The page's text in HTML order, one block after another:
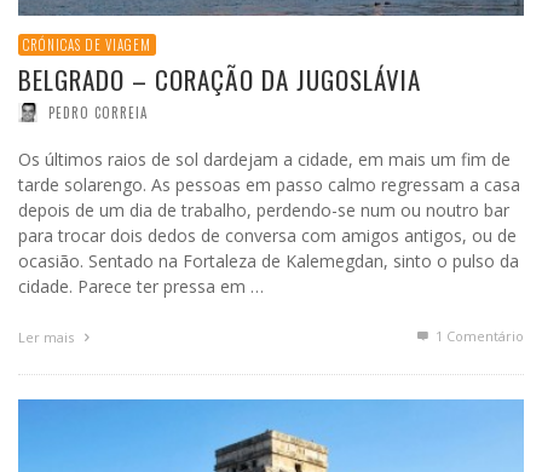
CRÓNICAS DE VIAGEM
BELGRADO – CORAÇÃO DA JUGOSLÁVIA
PEDRO CORREIA
Os últimos raios de sol dardejam a cidade, em mais um fim de
tarde solarengo. As pessoas em passo calmo regressam a casa
depois de um dia de trabalho, perdendo-se num ou noutro bar
para trocar dois dedos de conversa com amigos antigos, ou de
ocasião. Sentado na Fortaleza de Kalemegdan, sinto o pulso da
cidade. Parece ter pressa em …
Ler mais 1 Comentário